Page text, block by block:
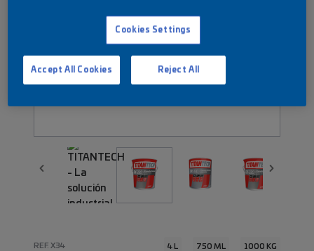
REF. X34 4 L 750 ML 1000 KG
Cookies Settings
Reject All
Accept All Cookies